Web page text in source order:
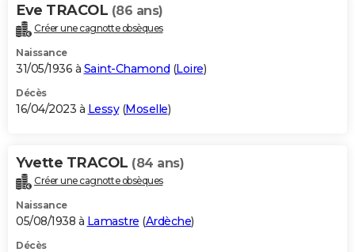
Eve TRACOL (86 ans)
Créer une cagnotte obsèques
Naissance
31/05/1936 à Saint-Chamond (Loire)
Décès
16/04/2023 à Lessy(Moselle)
Yvette TRACOL (84 ans)
Créer une cagnotte obsèques
Naissance
05/08/1938 à Lamastre (Ardèche)
Décès